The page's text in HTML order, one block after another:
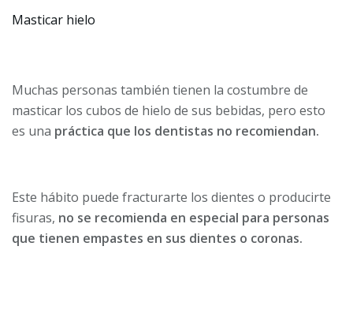
Masticar hielo
Muchas personas también tienen la costumbre de
masticar los cubos de hielo de sus bebidas, pero esto
es una práctica que los dentistas no recomiendan.
Este hábito puede fracturarte los dientes o producirte
fisuras, no se recomienda en especial para personas
que tienen empastes en sus dientes o coronas.